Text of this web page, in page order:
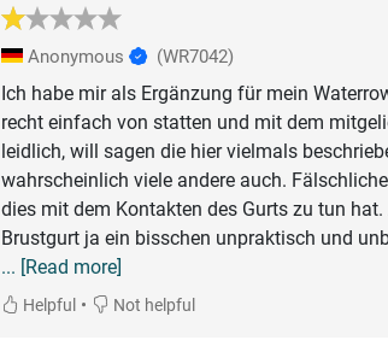
Anonymous (WR7042)
Ich habe mir als Ergänzung für mein
recht einfach von statten und mit dem
leidlich, will sagen die hier vielmals
wahrscheinlich viele andere auch.
dies mit dem Kontakten des Gurts zu tun hat.
Brustgurt ja ein bisschen unpraktisch und
... [Read more]
Helpful • Not helpful